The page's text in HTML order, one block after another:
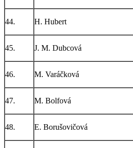
44. H. Hubert
45. J. M. Dubcová
46. M. Varáčková
47. M. Bolfová
48. E. Borušovičová